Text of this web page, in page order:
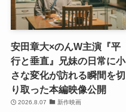
安田章大×のんW主演『平
行と垂直』兄妹の日常に小
さな変化が訪れる瞬間を切
り取った本編映像公開
2026.8.07 新作映画